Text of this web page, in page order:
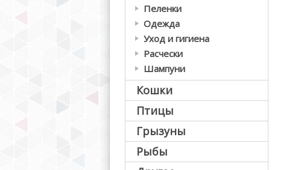
Пеленки
Одежда
Уход и гигиена
Расчески
Шампуни
Кошки
Птицы
Грызуны
Рыбы